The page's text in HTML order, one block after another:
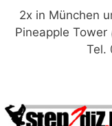
Zum
Inhalt
2x in München
Pineapple Tower
Tel.